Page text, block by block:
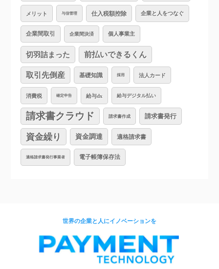
メリット 与信管理 仕入税額控除 企業と人をつなぐ
企業間取引 企業間決済 個人事業主
切羽詰まった 前払いできるくん
取引先倒産 基礎知識 採用 法人カード
消費税 確定申告 給与dx 給与デジタル払い
請求書クラウド 請求書作成 請求書発行
資金繰り 資金調達 適格請求書
適格請求書発行事業者 電子帳簿保存法
世界の企業と人にイノベーションを